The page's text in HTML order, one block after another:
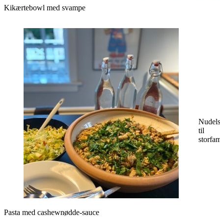
Kikærtebowl med svampe
Pasta med cashewnødde-sauce
til